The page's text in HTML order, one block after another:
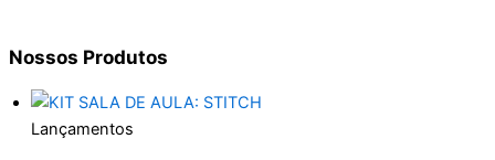
Nossos Produtos
Lançamentos